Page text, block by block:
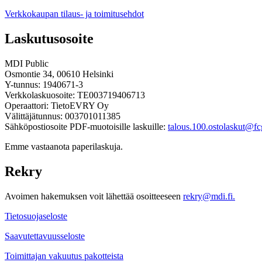
Verkkokaupan tilaus- ja toimitusehdot
Laskutusosoite
MDI Public
Osmontie 34, 00610 Helsinki
Y-tunnus: 1940671-3
Verkkolaskuosoite: TE003719406713
Operaattori: TietoEVRY Oy
Välittäjätunnus: 003701011385
Sähköpostiosoite PDF-muotoisille laskuille:
Emme vastaanota paperilaskuja.
Rekry
Avoimen hakemuksen voit lähettää osoitteeseen rekry@mdi.fi.
Tietosuojaseloste
Saavutettavuusseloste
Toimittajan vakuutus pakotteista